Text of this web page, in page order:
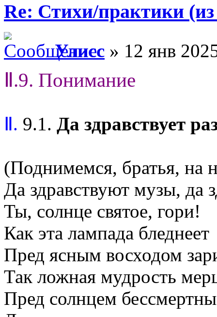
Re: Стихи/практики
Улисс » 12 янв
Ⅱ.9. Понимание
Ⅱ. 9.1. Да здравствует
(Поднимемся, братья, на
Да здравствуют музы, да
Ты, солнце святое, гори!
Как эта лампада бледнеет
Пред ясным восходом
Так ложная мудрость
Пред солнцем